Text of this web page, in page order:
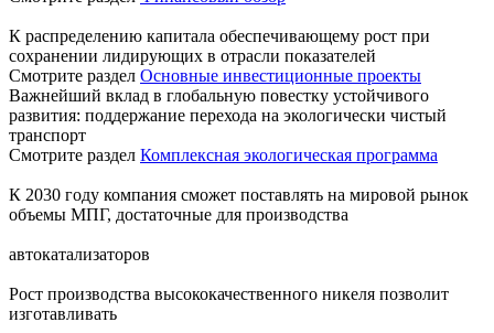
К распределению капитала обеспечивающему рост при
сохранении лидирующих в отрасли показателей
Смотрите раздел Основные инвестиционные проекты
Важнейший вклад в глобальную повестку устойчивого
развития: поддержание перехода на экологически чистый
транспорт
Смотрите раздел Комплексная экологическая программа
К 2030 году компания сможет поставлять на мировой рынок
объемы МПГ, достаточные для производства
автокатализаторов
Рост производства высококачественного никеля позволит
изготавливать